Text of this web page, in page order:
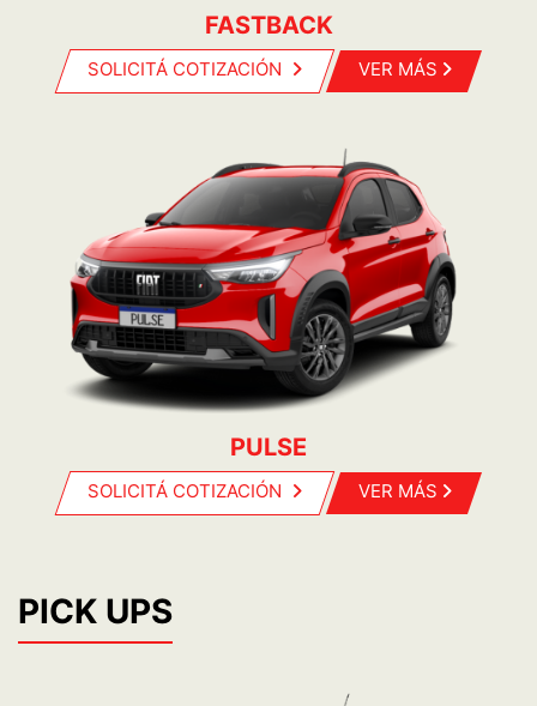
FASTBACK
SOLICITÁ COTIZACIÓN VER MÁS
PULSE
SOLICITÁ COTIZACIÓN VER MÁS
PICK UPS